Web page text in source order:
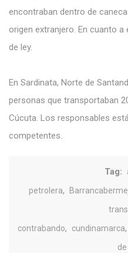
encontraban dentro de
origen extranjero. En cuanto
de ley.
En Sardinata, Norte de
personas que transportaban
Cúcuta. Los responsables
competentes.
Tag:
petrolera,
contrabando, cundinamarca,